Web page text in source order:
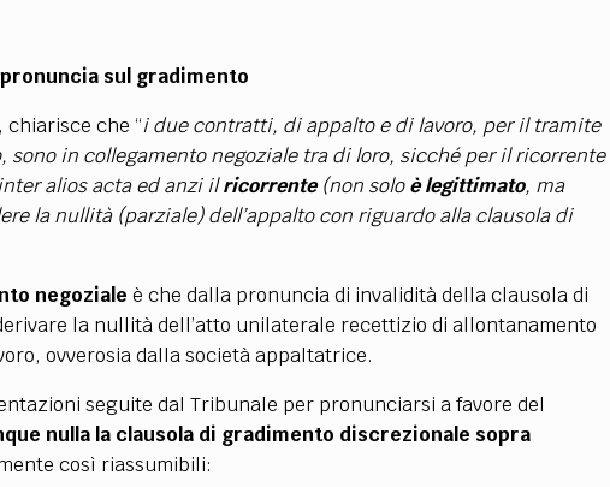
sul gradimento
che “i due contratti, di appalto e di lavoro, per il tramite
sono in collegamento negoziale tra di loro, sicché per il ricorrente
alios acta ed anzi ilricorrente(non soloè legittimato, ma
la nullità (parziale) dell’appalto con riguardo alla clausola di
negoziale è che dalla pronuncia di invalidità della clausola di
la nullità dell’atto unilaterale recettizio di allontanamento
ovverosia dalla società appaltatrice.
seguite dal Tribunale per pronunciarsi a favore del
nulla la clausola di gradimento discrezionale sopra
così riassumibili: